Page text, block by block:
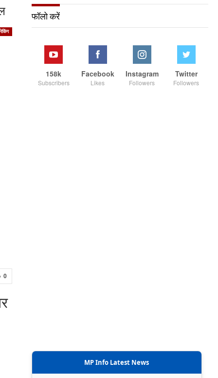
0
फॉलो करें
158k
Subscribers
Facebook
Likes
Instagram
Followers
Twitter
Followers
MP Info Latest News